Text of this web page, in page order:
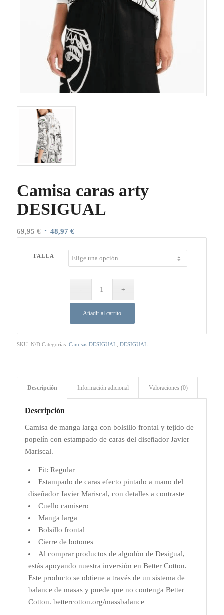
Camisa caras arty
DESIGUAL
69,95€ El
original
48,97 €El
actual
es:
48,97 €.
TALLA
Añadir al carrito
SKU: N/D Categorías: Camisas DESIGUAL DESIGUAL
Descripción Información adicional Valoraciones (0)
Descripción
Camisa de manga larga con bolsillo frontal y tejido de
popelín con estampado de caras del diseñador Javier
Mariscal.
Fit: Regular
Estampado de caras efecto pintado a mano del
diseñador Javier Mariscal, con detalles a contraste
Cuello camisero
Manga larga
Bolsillo frontal
Cierre de botones
Al comprar productos de algodón de Desigual,
estás apoyando nuestra inversión en Better Cotton.
Este producto se obtiene a través de un sistema de
balance de masas y puede que no contenga Better
Cotton. bettercotton.org/massbalance